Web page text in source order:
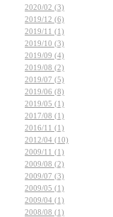
2020/02 (3)
2019/12 (6)
2019/11 (1)
2019/10 (3)
2019/09 (4)
2019/08 (2)
2019/07 (5)
2019/06 (8)
2019/05 (1)
2017/08 (1)
2016/11 (1)
2012/04 (10)
2009/11 (1)
2009/08 (2)
2009/07 (3)
2009/05 (1)
2009/04 (1)
2008/08 (1)